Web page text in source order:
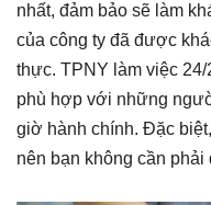
nhất, đảm bảo sẽ làm
của công ty đã được
thực. TPNY làm việc
phù hợp với những
giờ hành chính. Đặc
nên bạn không cần phải